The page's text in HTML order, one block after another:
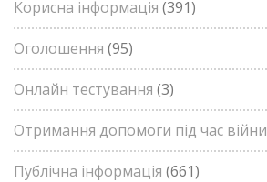
Корисна інформація (391)
Оголошення (95)
Онлайн тестування (3)
Отримання допомоги під час війни
Публічна інформація (661)